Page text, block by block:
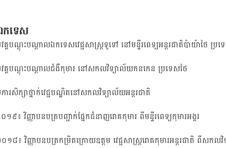
កទេស
បណ្តុះបណ្តាលឯកទេសវេជ្ជសាស្ត្រទូទៅ នៅមន្ទីរពេទ្យអន្តរជាតិប៉ាយ៉ាថៃ ប្រទ
គបណ្តុះបណ្តាលជំងឺកុមារ នៅសកលវិទ្យាល័យកនកេន ប្រទេសថៃ
សិក្សាថ្នាក់វេជ្ជបណ្ឌិតនៅសកលវិទ្យាល័យអន្តរជាតិ
វិញ្ញាបនបត្របញ្ជាក់ផ្នែកជំនាញរោគកុមារ ពីមន្ទីរពេទ្យកុមារអង្គរ
វិញ្ញាបនបត្រកម្រិតក្រោយឧត្តម វេជ្ជសាស្ត្ររោគកុមារអន្តរជាតិ ពីសក